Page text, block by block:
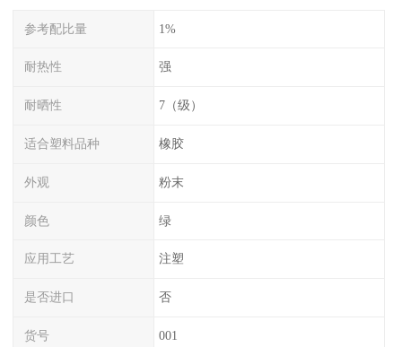
参考配比量 1%
耐热性 强
耐晒性 7（级）
适合塑料品种 橡胶
外观 粉末
颜色 绿
应用工艺 注塑
是否进口 否
货号 001